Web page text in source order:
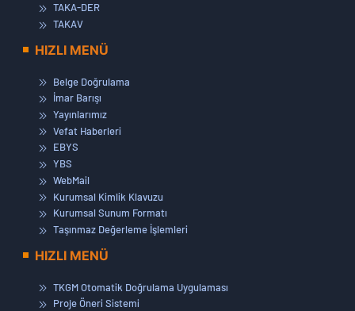
TAKA-DER
TAKAV
HIZLI MENÜ
Belge Doğrulama
İmar Barışı
Yayınlarımız
Vefat Haberleri
EBYS
YBS
WebMail
Kurumsal Kimlik Klavuzu
Kurumsal Sunum Formatı
Taşınmaz Değerleme İşlemleri
HIZLI MENÜ
TKGM Otomatik Doğrulama Uygulaması
Proje Öneri Sistemi